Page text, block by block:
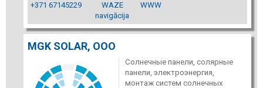
+371 67145229
WAZE
navigācija
WWW
MGK SOLAR, ООО
Солнечные панели, солярные
панели, электроэнергия,
монтаж систем солнечных